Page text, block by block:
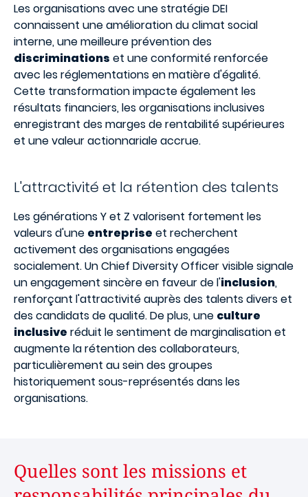
Les organisations avec une stratégie DEI
connaissent une amélioration du climat social
interne, une meilleure prévention des
discriminations et une conformité renforcée
avec les réglementations en matière d'égalité.
Cette transformation impacte également les
résultats financiers, les organisations inclusives
enregistrant des marges de rentabilité supérieures
et une valeur actionnariale accrue.
L'attractivité et la rétention des talents
Les générations Y et Z valorisent fortement les
valeurs d'une entreprise et recherchent
activement des organisations engagées
socialement. Un Chief Diversity Officer visible signale
un engagement sincère en faveur de l'inclusion,
renforçant l'attractivité auprès des talents divers et
des candidats de qualité. De plus, une culture
inclusive réduit le sentiment de marginalisation et
augmente la rétention des collaborateurs,
particulièrement au sein des groupes
historiquement sous-représentés dans les
organisations.
Quelles sont les missions et